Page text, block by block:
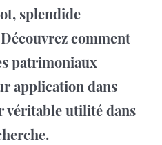
splendide
comment
patrimoniaux
application dans
véritable utilité dans